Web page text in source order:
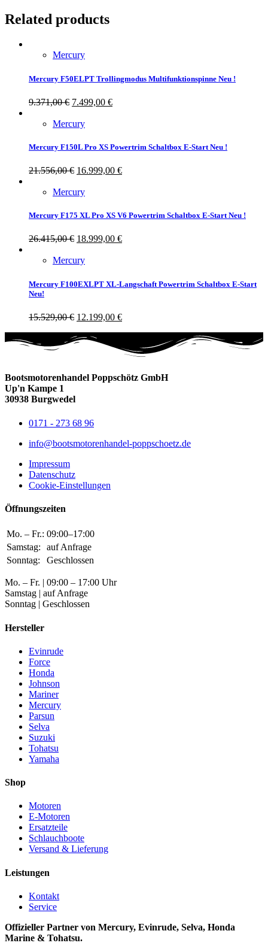
Related products
Mercury
Mercury F50ELPT Trollingmodus Multifunktionspinne Neu !
9.371,00€ 7.499,00 €
Mercury
Mercury F150L Pro XS Powertrim Schaltbox E-Start Neu !
21.556,00€ 16.999,00 €
Mercury
Mercury F175 XL Pro XS V6 Powertrim Schaltbox E-Start Neu !
26.415,00€ 18.999,00 €
Mercury
Mercury F100EXLPT XL-Langschaft Powertrim Schaltbox E-Start
Neu!
15.529,00€ 12.199,00 €
Bootsmotorenhandel Poppschötz GmbH
Up'n Kampe 1
30938 Burgwedel
0171 - 273 68 96
info@bootsmotorenhandel-poppschoetz.de
Impressum
Datenschutz
Cookie-Einstellungen
Öffnungszeiten
Mo. – Fr.: 09:00–17:00
Samstag:
auf Anfrage
Sonntag:
Geschlossen
Mo. – Fr. | 09:00 – 17:00 Uhr
Samstag | auf Anfrage
Sonntag | Geschlossen
Hersteller
Evinrude
Force
Honda
Johnson
Mariner
Mercury
Parsun
Selva
Suzuki
Tohatsu
Yamaha
Shop
Motoren
E-Motoren
Ersatzteile
Schlauchboote
Versand & Lieferung
Leistungen
Kontakt
Service
Offizieller Partner von Mercury, Evinrude, Selva, Honda
Marine & Tohatsu.